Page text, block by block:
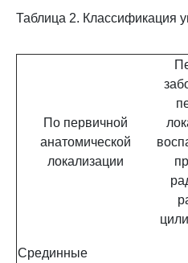
Таблица 2. Классификация
По первичной
анатомической
локализации
Срединные